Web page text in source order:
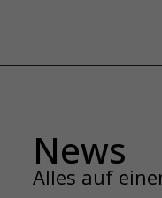
News
Alles auf